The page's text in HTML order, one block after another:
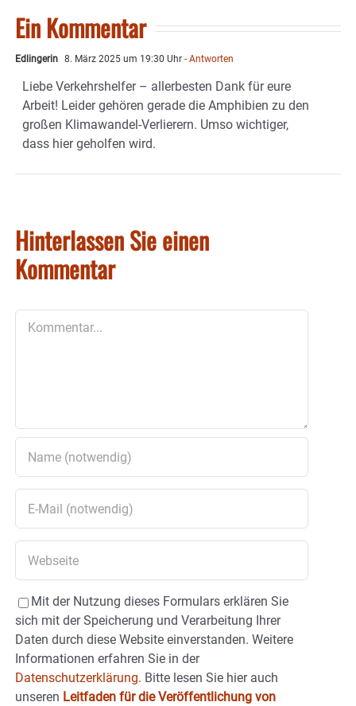
Ein Kommentar
Edlingerin 8. März 2025 um 19:30 Uhr - Antworten
Liebe Verkehrshelfer – allerbesten Dank für eure
Arbeit! Leider gehören gerade die Amphibien zu den
großen Klimawandel-Verlierern. Umso wichtiger,
dass hier geholfen wird.
Hinterlassen Sie einen
Kommentar
Mit der Nutzung dieses Formulars erklären Sie
sich mit der Speicherung und Verarbeitung Ihrer
Daten durch diese Website einverstanden. Weitere
Informationen erfahren Sie in der
Datenschutzerklärung. Bitte lesen Sie hier auch
unseren Leitfaden für die Veröffentlichung von